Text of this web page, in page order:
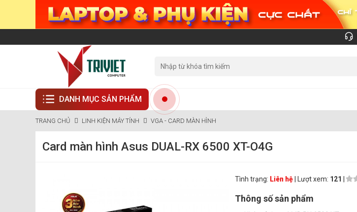
DANH MỤC SẢN PHẨM
TRANG CHỦ LINH KIỆN MÁY TÍNH VGA - CARD MÀN HÌNH
Card màn hình Asus DUAL-RX 6500 XT-O4G
Tình trạng: Liên hệ| Lượt xem: 121 |
Thông số sản phẩm